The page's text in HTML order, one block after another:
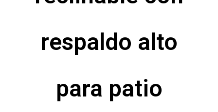
respaldo alto
para patio